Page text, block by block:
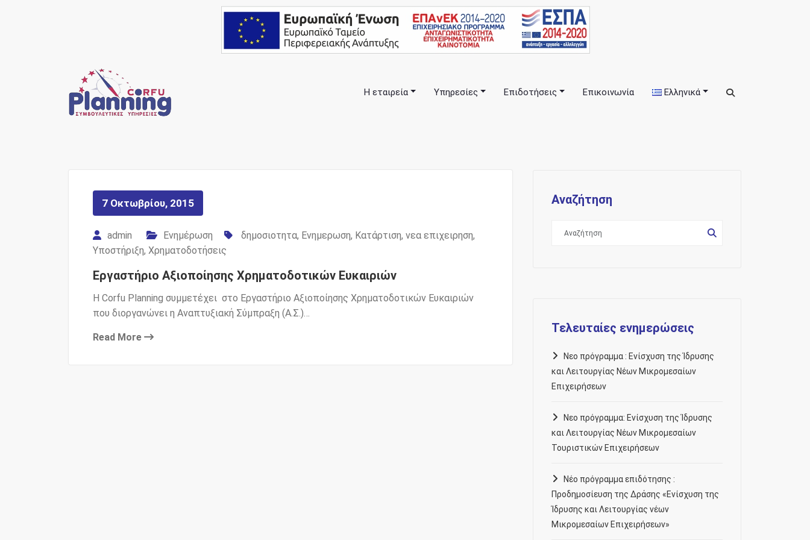
Ένας Σύμβουλος, δίπλα σας… ΕΣΠΑ Κέρκυρα, Σύμβουλοι Επιχειρήσεων, Επιδοτήσεις
Η εταιρεία Υπηρεσίες Επιδοτήσεις Επικοινωνία Ελληνικά
7 Οκτωβρίου, 2015
admin Ενημέρωση δημοσιοτητα, Ενημερωση, Κατάρτιση, νεα επιχειρηση,
Υποστήριξη, Χρηματοδοτήσεις
Εργαστήριο Αξιοποίησης Χρηματοδοτικών Ευκαιριών
Η Corfu Planning συμμετέχει στο Εργαστήριο Αξιοποίησης Χρηματοδοτικών Ευκαιριών
που διοργανώνει η Αναπτυξιακή Σύμπραξη (Α.Σ.)…
Read More
Αναζήτηση
Τελευταίες ενημερώσεις
Νεο πρόγραμμα : Ενίσχυση της Ίδρυσης
και Λειτουργίας Νέων Μικρομεσαίων
Επιχειρήσεων
Νεο πρόγραμμα: Ενίσχυση της Ίδρυσης
και Λειτουργίας Νέων Μικρομεσαίων
Τουριστικών Επιχειρήσεων
Νέο πρόγραμμα επιδότησης :
Προδημοσίευση της Δράσης «Ενίσχυση της
Ίδρυσης και Λειτουργίας νέων
Μικρομεσαίων Επιχειρήσεων»